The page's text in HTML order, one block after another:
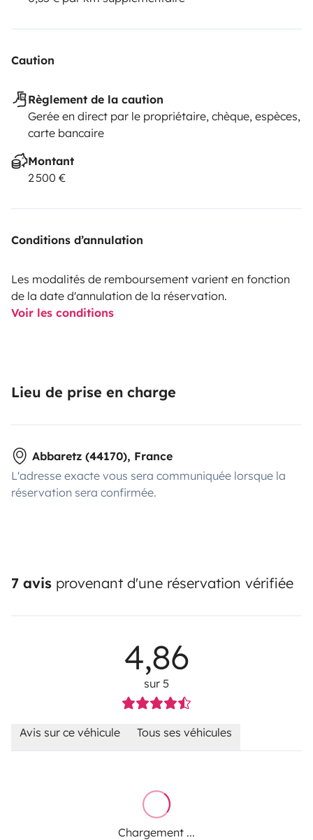
Caution
Règlement de la caution
Gerée en direct par le propriétaire, chèque, espèces,
carte bancaire
Montant
2 500 €
Conditions d’annulation
Les modalités de remboursement varient en fonction
de la date d'annulation de la réservation.
Voir les conditions
Lieu de prise en charge
Abbaretz (44170), France
L'adresse exacte vous sera communiquée lorsque la
réservation sera confirmée.
7 avis provenant d'une réservation vérifiée
4,86
sur 5
Avis sur ce véhicule Tous ses véhicules
Chargement ...